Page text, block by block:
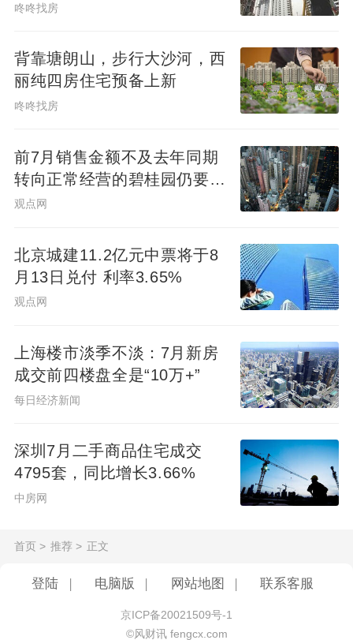
咚咚找房
背靠塘朗山，步行大沙河，西
丽纯四房住宅预备上新
咚咚找房
前7月销售金额不及去年同期
转向正常经营的碧桂园仍要面
对难题
观点网
北京城建11.2亿元中票将于8
月13日兑付 利率3.65%
观点网
上海楼市淡季不淡：7月新房
成交前四楼盘全是“10万+”
每日经济新闻
深圳7月二手商品住宅成交
4795套，同比增长3.66%
中房网
首页 > 推荐 > 正文
登陆 电脑版 网站地图 联系客服
京ICP备20021509号-1
©风财讯 fengcx.com